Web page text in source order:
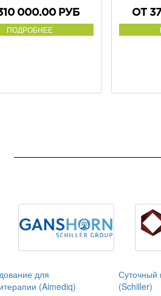
000.00 РУБ
ПОДРОБНЕЕ
ОТ
для
(Aimediq)
Суточный
(Schiller)